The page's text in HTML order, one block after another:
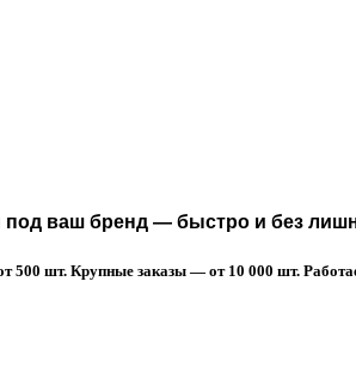
ваш бренд — быстро и без
шт. Крупные заказы — от 10 000 шт.